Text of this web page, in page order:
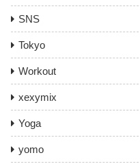
SNS
Tokyo
Workout
xexymix
Yoga
yomo